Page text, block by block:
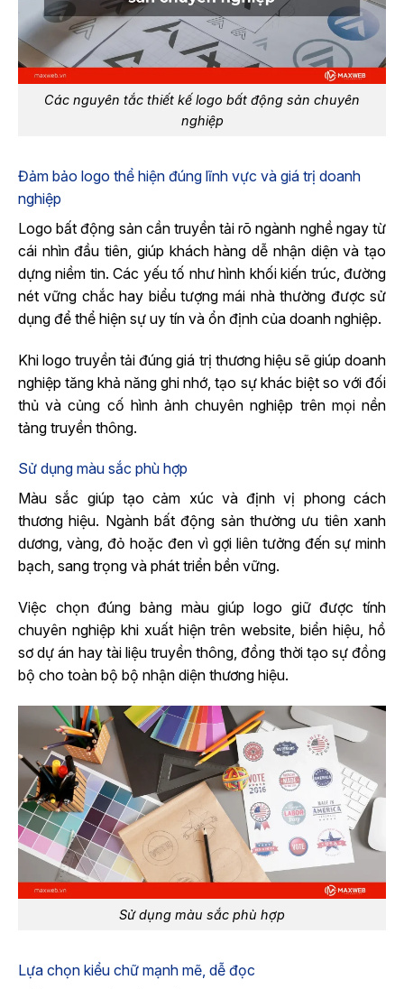
Các nguyên tắc thiết kế logo bất động sản chuyên
nghiệp
Đảm bảo logo thể hiện đúng lĩnh vực và giá trị doanh
nghiệp
Logo bất động sản cần truyền tải rõ ngành nghề ngay từ
cái nhìn đầu tiên, giúp khách hàng dễ nhận diện và tạo
dựng niềm tin. Các yếu tố như hình khối kiến trúc, đường
nét vững chắc hay biểu tượng mái nhà thường được sử
dụng để thể hiện sự uy tín và ổn định của doanh nghiệp.
Khi logo truyền tải đúng giá trị thương hiệu sẽ giúp doanh
nghiệp tăng khả năng ghi nhớ, tạo sự khác biệt so với đối
thủ và củng cố hình ảnh chuyên nghiệp trên mọi nền
tảng truyền thông.
Sử dụng màu sắc phù hợp
Màu sắc giúp tạo cảm xúc và định vị phong cách
thương hiệu. Ngành bất động sản thường ưu tiên xanh
dương, vàng, đỏ hoặc đen vì gợi liên tưởng đến sự minh
bạch, sang trọng và phát triển bền vững.
Việc chọn đúng bảng màu giúp logo giữ được tính
chuyên nghiệp khi xuất hiện trên website, biển hiệu, hồ
sơ dự án hay tài liệu truyền thông, đồng thời tạo sự đồng
bộ cho toàn bộ bộ nhận diện thương hiệu.
Sử dụng màu sắc phù hợp
Lựa chọn kiểu chữ mạnh mẽ, dễ đọc